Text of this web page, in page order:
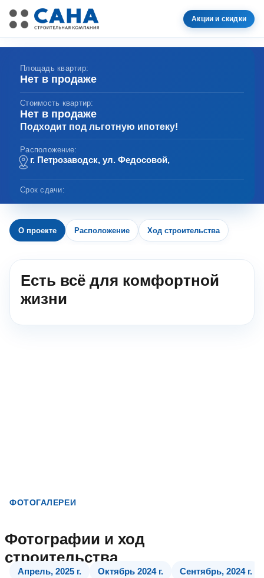
Акции и скидки
Площадь квартир:
Нет в продаже
Стоимость квартир:
Нет в продаже
Подходит под льготную ипотеку!
Расположение:
г. Петрозаводск, ул. Федосовой,
Срок сдачи:
О проекте Расположение Ход строительства
Есть всё для комфортной
жизни
ФОТОГАЛЕРЕИ
Фотографии и ход
строительства
Апрель, 2025 г. Октябрь 2024 г. Сентябрь, 2024 г.
Апрель, 2025 г.